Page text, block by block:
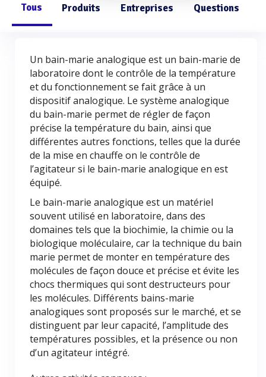
Tous Produits Entreprises Questions
Un bain-marie analogique est un bain-marie de
laboratoire dont le contrôle de la température
et du fonctionnement se fait grâce à un
dispositif analogique. Le système analogique
du bain-marie permet de régler de façon
précise la température du bain, ainsi que
différentes autres fonctions, telles que la durée
de la mise en chauffe on le contrôle de
l’agitateur si le bain-marie analogique en est
équipé.
Le bain-marie analogique est un matériel
souvent utilisé en laboratoire, dans des
domaines tels que la biochimie, la chimie ou la
biologique moléculaire, car la technique du bain
marie permet de monter en température des
molécules de façon douce et précise et évite les
chocs thermiques qui sont destructeurs pour
les molécules. Différents bains-marie
analogiques sont proposés sur le marché, et se
distinguent par leur capacité, l’amplitude des
températures possibles, et la présence ou non
d’un agitateur intégré.